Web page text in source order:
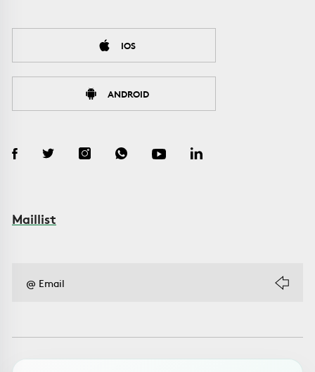
IOS
ANDROID
Maillist